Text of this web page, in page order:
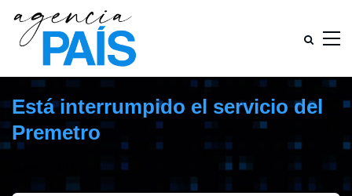
Está interrumpido el servicio del
Premetro